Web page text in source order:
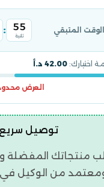
الوقت المتبقي : 54
ثانية
اختيارك: 42.00 د.أ
العرض
توصيل سريع | ضمان
منتجاتك
من الوكيل في